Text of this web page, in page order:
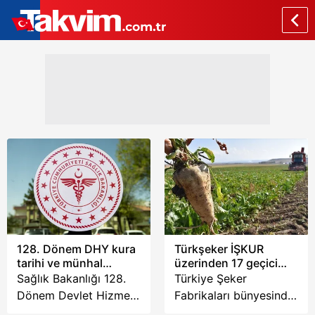
128. Dönem DHY kura
tarihi ve münhal
kadrolar: Sağlık
Bakanlığı takvimi
Sağlık Bakanlığı 128.
Dönem Devlet Hizmeti
Türkşeker İŞKUR
üzerinden 17 geçici
işçi alacak! Kadro ve
şartlar belli oldu
Türkiye Şeker
Fabrikaları bünyesinde